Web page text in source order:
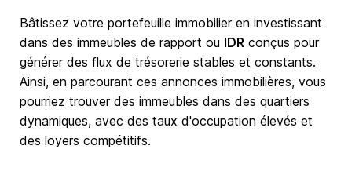
Bâtissez votre portefeuille immobilier en investissant
dans des immeubles de rapport ou IDR conçus pour
générer des flux de trésorerie stables et constants.
Ainsi, en parcourant ces annonces immobilières, vous
pourriez trouver des immeubles dans des quartiers
dynamiques, avec des taux d'occupation élevés et
des loyers compétitifs.